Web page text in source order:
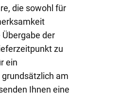
die sowohl für
der
zu
ein
am
Ihnen eine